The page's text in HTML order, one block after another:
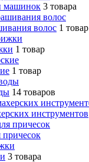
машинок 3 товара
волос 1 товар
1 товар
1 товар
14 товаров
инструментов
3 товара